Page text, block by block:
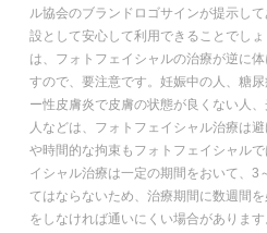
ル協会のブランドロゴサインが提示し
設として安心して利用できることでし
は、フォトフェイシャルの治療が逆に
すので、要注意です。妊娠中の人、糖
ー性皮膚炎で皮膚の状態が良くない人
人などは、フォトフェイシャル治療は
や時間的な拘束もフォトフェイシャル
イシャル治療は一定の期間をおいて、3
てはならないため、治療期間に数週間
をしなければ通いにくい場合がありま